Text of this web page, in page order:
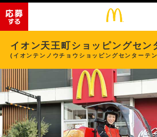
イオン天王町ショッピングセン
(イオンテンノウチョウショッピングセンターテ